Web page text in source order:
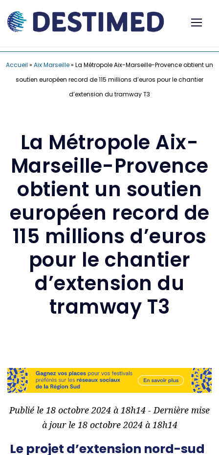
Accueil » Aix Marseille» La Métropole Aix-Marseille-Provence obtient un
soutien européen record de 115 millions d’euros pour le chantier
d’extension du tramway T3
La Métropole Aix-
Marseille-Provence
obtient un soutien
européen record de
115 millions d’euros
pour le chantier
d’extension du
tramway T3
Publié le 18 octobre 2024 à 18h14 - Dernière mise
à jour le 18 octobre 2024 à 18h14
Le projet d’extension nord-sud